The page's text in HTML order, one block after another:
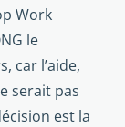
Work
le
car l’aide,
serait pas
est la